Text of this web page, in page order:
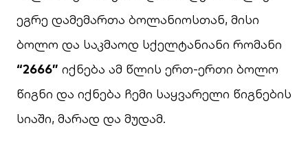
ეგრე დამემართა ბოლანიოსთან, მისი
ბოლო და საკმაოდ სქელტანიანი რომანი
“2666” იქნება ამ წლის ერთ-ერთი ბოლო
წიგნი და იქნება ჩემი საყვარელი წიგნების
სიაში, მარად და მუდამ.